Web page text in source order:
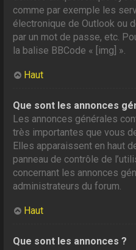
comme par exemple les
électronique de Outlook ou
par un mot de passe, etc.
la balise BBCode « [img] ».
Haut
Que sont les annonces
Les annonces générales
très importantes que vous
Elles apparaissent en haut
panneau de contrôle de
concernant les annonces
administrateurs du forum.
Haut
Que sont les annonces ?